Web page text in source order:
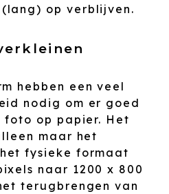
op verblijven.
hebben een veel
nodig om er goed
op papier. Het
maar het
fysieke formaat
naar 1200 x 800
terugbrengen van